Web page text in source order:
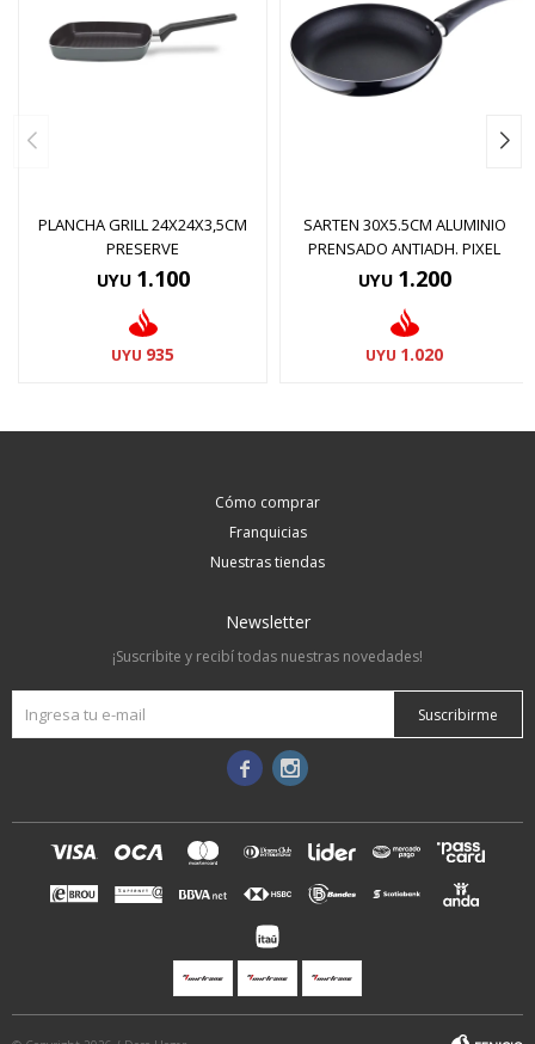
PLANCHA GRILL 24X24X3,5CM
PRESERVE
UYU 1.100
UYU 935
SARTEN 30X5.5CM ALUMINIO
PRENSADO ANTIADH. PIXEL
UYU 1.200
UYU 1.020
Cómo comprar
Franquicias
Nuestras tiendas
Newsletter
¡Suscribite y recibí todas nuestras novedades!
Suscribirme
 